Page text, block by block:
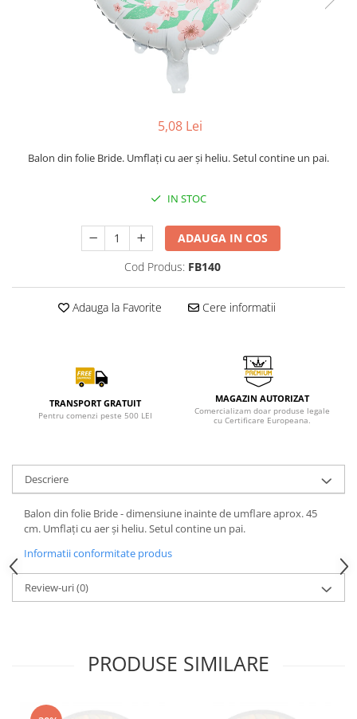
5,08 Lei
Balon din folie Bride. Umflați cu aer și heliu. Setul contine un pai.
IN STOC
ADAUGA IN COS
Cod Produs: FB140
Adauga la Favorite Cere informatii
TRANSPORT GRATUIT
Pentru comenzi peste 500 LEI
MAGAZIN AUTORIZAT
Comercializam doar produse legale
cu Certificare Europeana.
Descriere
Balon din folie Bride - dimensiune inainte de umflare aprox. 45
cm. Umflați cu aer și heliu. Setul contine un pai.
Informatii conformitate produs
Review-uri(0)
PRODUSE SIMILARE